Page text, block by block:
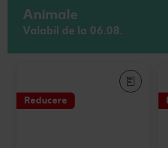
Animale
Valabil de la 06.08.
Reducere